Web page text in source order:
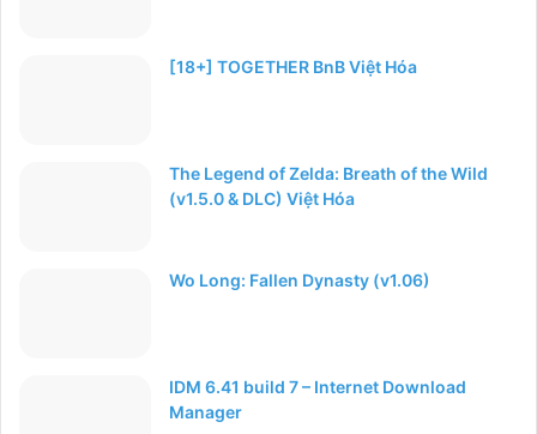
[18+] TOGETHER BnB Việt Hóa
The Legend of Zelda: Breath of the Wild
(v1.5.0 & DLC) Việt Hóa
Wo Long: Fallen Dynasty (v1.06)
IDM 6.41 build 7 – Internet Download
Manager